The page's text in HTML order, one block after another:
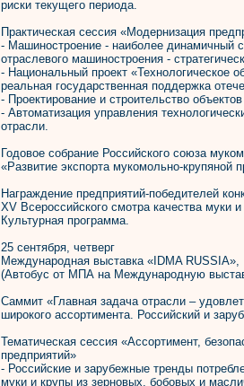
риски текущего периода.
Практическая сессия «Модернизация
- Машиностроение - наиболее динамичный
отраслевого машиностроения -
- Национальный проект «Технологическое
реальная государственная поддержка
- Проектирование и строительство
- Автоматизация управления
отрасли.
Годовое собрание Российского союза
«Развитие экспорта мукомольно-крупяной
Награждение предприятий-победителей
XV Всероссийского смотра качества муки
Культурная программа.
25 сентября, четверг
Международная выставка «IDMA
(Автобус от МПА на Международную
Саммит «Главная задача отрасли –
широкого ассортимента. Российский и
Тематическая сессия «Ассортимент,
предприятий»
- Российские и зарубежные тренды
муки и крупы из зерновых, бобовых и